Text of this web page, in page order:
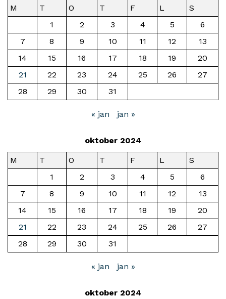
M T O T F L
S
1
2 3 4 5
6
7
8 9 10 11 12
13
14
15 16 17 18 19
20
21
22 23 24 25 26
27
28
29 30 31
« jan jan »
oktober 2024
M T O T F L
S
1
2 3 4 5
6
7
8 9 10 11 12
13
14
15 16 17 18 19
20
21
22 23 24 25 26
27
28
29 30 31
« jan jan »
oktober 2024